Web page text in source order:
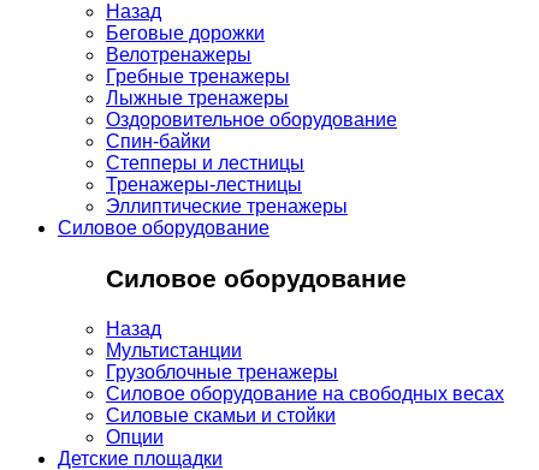
Назад
Беговые дорожки
Велотренажеры
Гребные тренажеры
Лыжные тренажеры
Оздоровительное оборудование
Спин-байки
Степперы и лестницы
Тренажеры-лестницы
Эллиптические тренажеры
Силовое оборудование
Силовое оборудование
Назад
Мультистанции
Грузоблочные тренажеры
Силовое оборудование на свободных весах
Силовые скамьи и стойки
Опции
Детские площадки